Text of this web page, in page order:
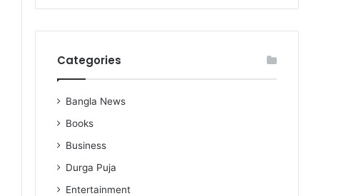
Categories
Bangla News
Books
Business
Durga Puja
Entertainment